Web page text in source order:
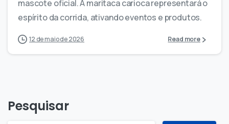
mascote oficial. A maritaca carioca representará o
espírito da corrida, ativando eventos e produtos.
12 de maio de 2026 Read more
Pesquisar